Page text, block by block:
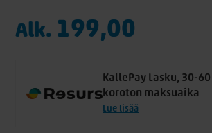
Alk. 199,00
KallePay Lasku, 30-
koroton maksuaika
Lue lisää